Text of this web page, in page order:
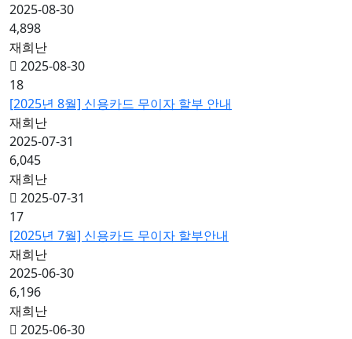
2025-08-30
4,898
재희난
2025-08-30
18
[2025년 8월] 신용카드 무이자 할부 안내
재희난
2025-07-31
6,045
재희난
2025-07-31
17
[2025년 7월] 신용카드 무이자 할부안내
재희난
2025-06-30
6,196
재희난
2025-06-30